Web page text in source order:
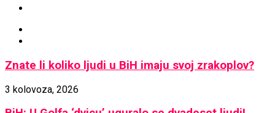
Znate li koliko ljudi u BiH imaju svoj zrakoplov?
3 kolovoza, 2026